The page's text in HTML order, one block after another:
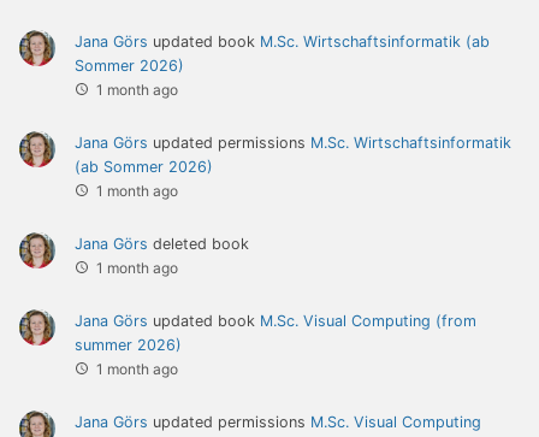
Jana Görs updated book M.Sc. Wirtschaftsinformatik (ab
Sommer 2026)
1 month ago
Jana Görs updated permissions M.Sc. Wirtschaftsinformatik
(ab Sommer 2026)
1 month ago
Jana Görs deleted book
1 month ago
Jana Görs updated book M.Sc. Visual Computing (from
summer 2026)
1 month ago
Jana Görs updated permissions M.Sc. Visual Computing